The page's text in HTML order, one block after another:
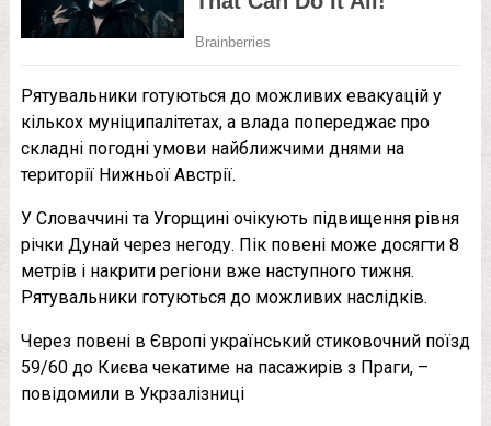
Рятувальники готуються до можливих евакуацій у
кількох муніципалітетах, а влада попереджає про
складні погодні умови найближчими днями на
території Нижньої Австрії.
У Словаччині та Угорщині очікують підвищення рівня
річки Дунай через негоду. Пік повені може досягти 8
метрів і накрити регіони вже наступного тижня.
Рятувальники готуються до можливих наслідків.
Через повені в Європі український стиковочний поїзд
59/60 до Києва чекатиме на пасажирів з Праги, –
повідомили в Укрзалізниці